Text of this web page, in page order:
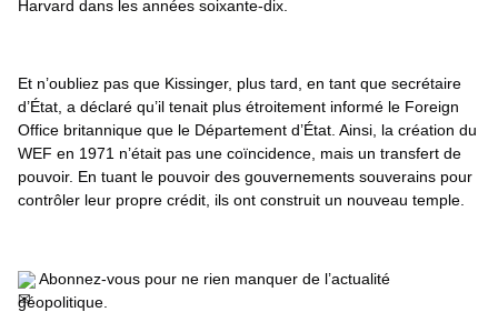
Harvard dans les années soixante-dix.
Et n’oubliez pas que Kissinger, plus tard, en tant que secrétaire
d’État, a déclaré qu’il tenait plus étroitement informé le Foreign
Office britannique que le Département d’État. Ainsi, la création du
WEF en 1971 n’était pas une coïncidence, mais un transfert de
pouvoir. En tuant le pouvoir des gouvernements souverains pour
contrôler leur propre crédit, ils ont construit un nouveau temple.
Abonnez-vous pour ne rien manquer de l’actualité
géopolitique.